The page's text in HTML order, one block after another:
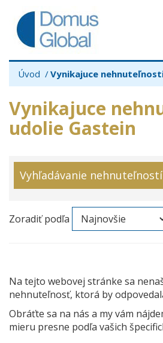
Úvod Vynikajuce
Vynikajuce
udolie Gastein
Vyhľadávanie nehnuteľností
Zoradiť podľa
Na tejto webovej stránke sa
nehnuteľnosť, ktorá by
Obráťte sa na nás a my vám
mieru presne podľa vašich